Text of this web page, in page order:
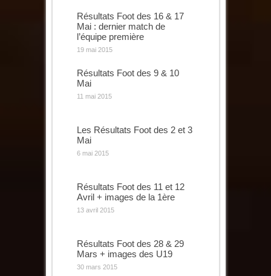
Résultats Foot des 16 & 17
Mai : dernier match de
l’équipe première
19 mai 2015
Résultats Foot des 9 & 10
Mai
11 mai 2015
Les Résultats Foot des 2 et 3
Mai
6 mai 2015
Résultats Foot des 11 et 12
Avril + images de la 1ère
13 avril 2015
Résultats Foot des 28 & 29
Mars + images des U19
30 mars 2015